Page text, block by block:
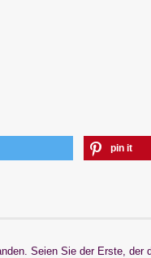
pin it
Seien Sie der Erste, der